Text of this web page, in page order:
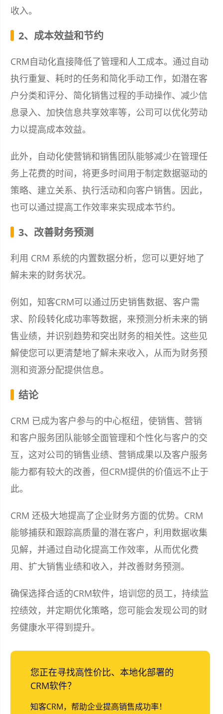
收入。
2、成本效益和节约
CRM自动化直接降低了管理和人工成本。通过自动
执行重复、耗时的任务和简化手动工作，如潜在客
户分类和评分、简化销售过程的手动操作、减少信
息录入、加快信息共享效率等，公司可以优化劳动
力以提高成本效益。
此外，自动化使营销和销售团队能够减少在管理任
务上花费的时间，将更多时间用于制定数据驱动的
策略、建立关系、执行活动和向客户销售。因此，
也可以通过提高工作效率来实现成本节约。
3、改善财务预测
利用 CRM 系统的内置数据分析，您可以更好地了
解未来的财务状况。
例如，知客CRM可以通过历史销售数据、客户需
求、阶段转化成功率等数据，来预测分析未来的销
售业绩，并识别趋势和突出财务的相关性。这些见
解使您可以更清楚地了解未来收入，从而为财务预
测和资源分配提供信息。
结论
CRM 已成为客户参与的中心枢纽，使销售、营销
和客户服务团队能够全面管理和个性化与客户的交
互，这对公司的销售业绩、营销成果以及客户服务
能力都有较大的改善，但CRM提供的价值远不止于
此。
CRM 还极大地提高了企业财务方面的优势。CRM
能够捕获和跟踪高质量的潜在客户，利用数据收集
见解，并通过自动化提高工作效率，从而优化费
用、扩大销售业绩和收入，并改善财务预测。
确保选择合适的CRM软件，培训您的员工，持续监
控绩效，并定期优化策略，您可能会发现公司的财
务健康水平得到提升。
您正在寻找高性价比、本地化部署的
CRM软件？
知客CRM，帮助企业提高销售成功率！